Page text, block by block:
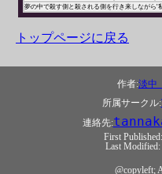
夢の中で殺す側と殺される側を行き来しながら'
トップページに戻る
作者:淡中
所属サークル:
連絡先:
First Published:
Last Modified:
@copyleft;